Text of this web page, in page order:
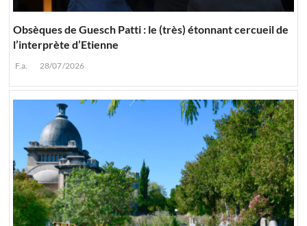
Obsèques de Guesch Patti : le (très) étonnant cercueil de
l’interprète d’Etienne
F.a. 28/07/2026